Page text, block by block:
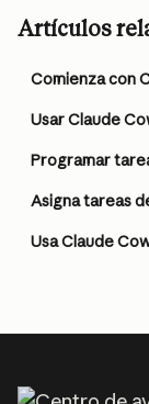
Artículos
Comienza con
Usar Claude
Programar
Usa Claude